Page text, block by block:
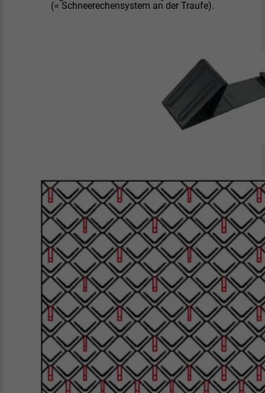
(= Schneerechensystem an der Traufe).